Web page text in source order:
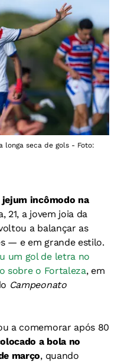
longa seca de gols - Foto:
incômodo na
21, a jovem joia da
a balançar as
— e em grande estilo.
um gol de letra no
sobre o Fortaleza, em
Campeonato
a comemorar após 80
a bola no
março, quando